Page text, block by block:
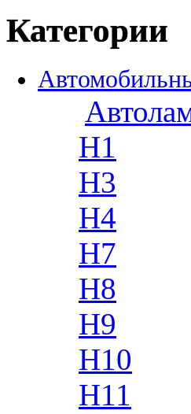
Категории
H1
H3
H4
H7
H8
H9
H10
H11